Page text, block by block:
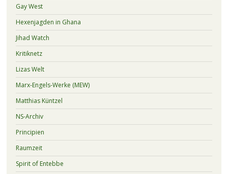
Gay West
Hexenjagden in Ghana
Jihad Watch
Kritiknetz
Lizas Welt
Marx-Engels-Werke (MEW)
Matthias Küntzel
NS-Archiv
Principien
Raumzeit
Spirit of Entebbe